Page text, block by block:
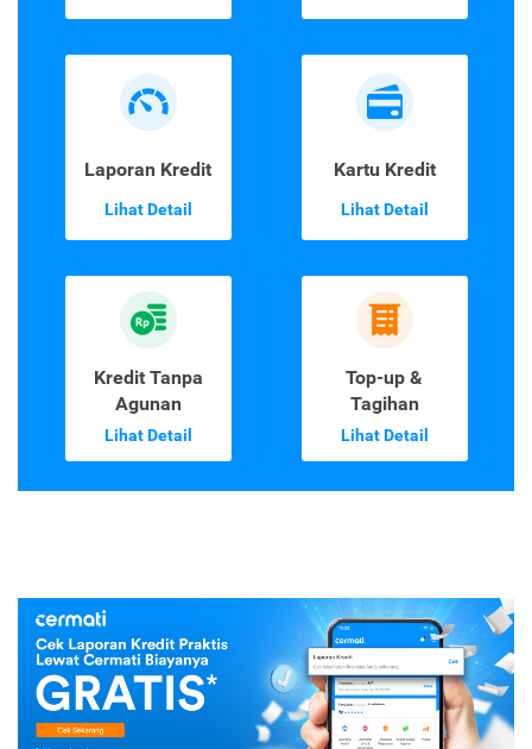
Laporan Kredit
Lihat Detail
Kartu Kredit
Lihat Detail
Kredit Tanpa
Agunan
Lihat Detail
Top-up &
Tagihan
Lihat Detail